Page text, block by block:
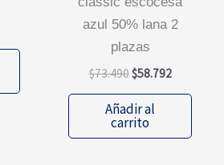
azul 50% lana 2
plazas
$73.490El
original
era:
$58.792El
actual
$58.792.
Añadir al
carrito